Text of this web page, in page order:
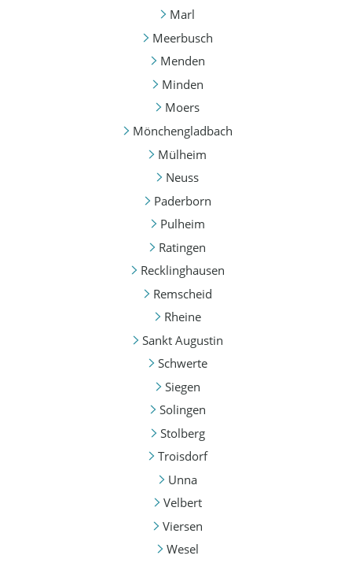
Marl
Meerbusch
Menden
Minden
Moers
Mönchengladbach
Mülheim
Neuss
Paderborn
Pulheim
Ratingen
Recklinghausen
Remscheid
Rheine
Sankt Augustin
Schwerte
Siegen
Solingen
Stolberg
Troisdorf
Unna
Velbert
Viersen
Wesel